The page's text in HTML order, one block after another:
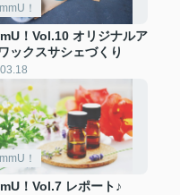
！
！Vol.10 オリジナルア
ックスサシェづくり
！
！Vol.7 レポート♪